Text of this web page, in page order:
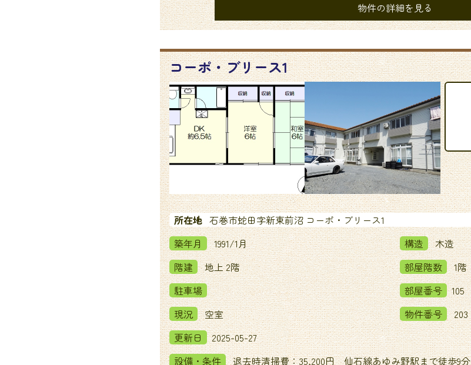
物件の詳細を見る
コーポ・ブリース1
所在地 石巻市蛇田字新東前沼 コーポ・ブリース1
築年月
1991/1月 構造
木造
階建
地上 2階 部屋階数
1階
駐車場
部屋番号
105
現況
空室 物件番号
203
更新日
2025-05-27
設備・条件
退去時清掃費：35,200円 仙石線あゆみ野駅まで徒歩9分